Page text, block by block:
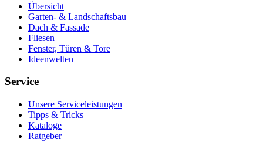
Übersicht
Garten- & Landschaftsbau
Dach & Fassade
Fliesen
Fenster, Türen & Tore
Ideenwelten
Service
Unsere Serviceleistungen
Tipps & Tricks
Kataloge
Ratgeber